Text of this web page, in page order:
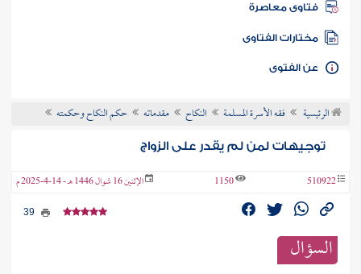
عرض موضوعي
فتاوى معاصرة
مختارات الفتاوى
الفتوى
الرئيسية فقه الأسرة المسلمة النكاح مقدماته حكم النكاح وحكمته
توجيهات لمن لم يقدر على الزواج
510922
1150 الإثنين 16 شوال 1446 هـ - 14-4-2025 م
السؤال